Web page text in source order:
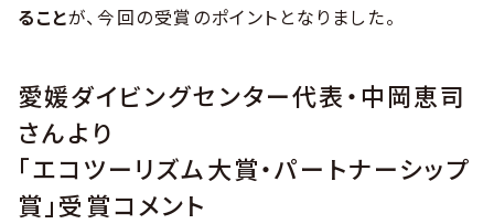
ることが、今回の受賞のポイントとなりました。
愛媛ダイビングセンター代表・中岡恵司
さんより
「エコツーリズム大賞・パートナーシップ
賞」受賞コメント